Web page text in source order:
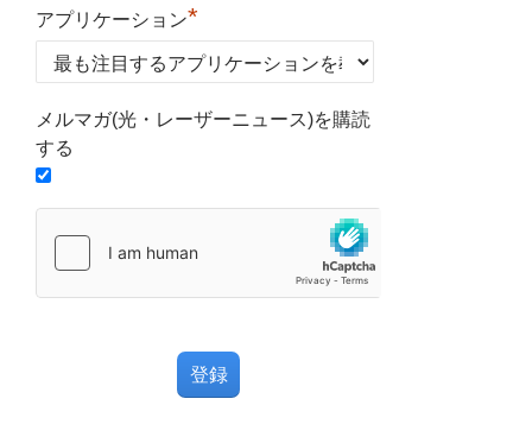
アプリケーション*
メルマガ(光・レーザーニュース)を購読
する